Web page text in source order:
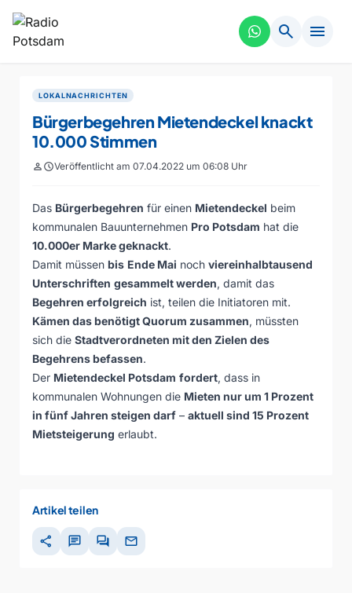
search menu
LOKALNACHRICHTEN
Bürgerbegehren Mietendeckel knackt
10.000 Stimmen
personscheduleVeröffentlicht am 07.04.2022 um 06:08 Uhr
Das Bürgerbegehren für einen Mietendeckel beim
kommunalen Bauunternehmen Pro Potsdam hat die
10.000er Marke geknackt.
Damit müssen bis Ende Mai noch viereinhalbtausend
Unterschriften gesammelt werden, damit das
Begehren erfolgreich ist, teilen die Initiatoren mit.
Kämen das benötigt Quorum zusammen, müssten
sich die Stadtverordneten mit den Zielen des
Begehrens befassen.
Der Mietendeckel Potsdam fordert, dass in
kommunalen Wohnungen die Mieten nur um 1 Prozent
in fünf Jahren steigen darf – aktuell sind 15 Prozent
Mietsteigerung erlaubt.
Artikel teilen
share chat forum mail